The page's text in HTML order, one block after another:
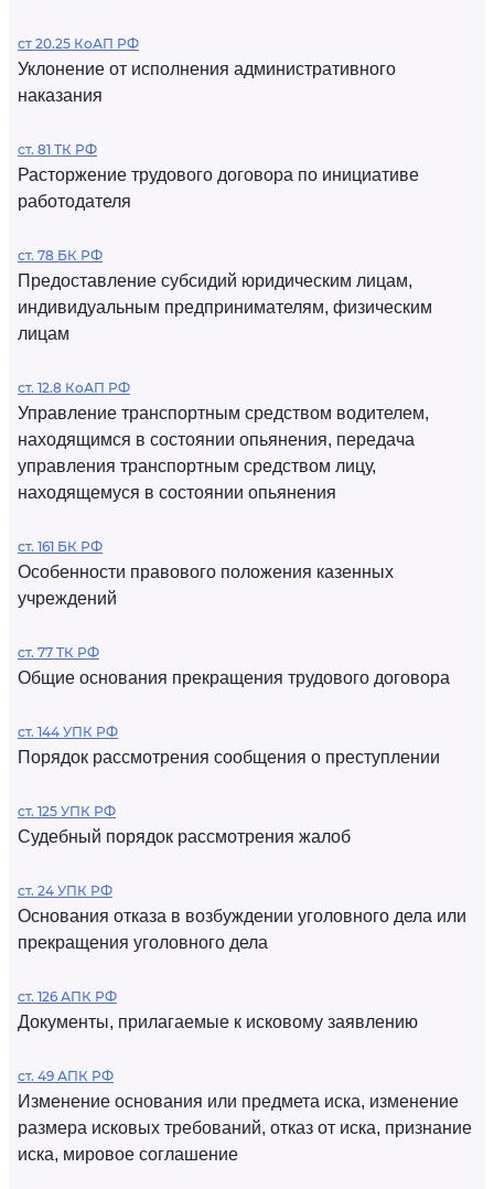
ст 20.25 КоАП РФ
Уклонение от исполнения административного
наказания
ст. 81 ТК РФ
Расторжение трудового договора по инициативе
работодателя
ст. 78 БК РФ
Предоставление субсидий юридическим лицам,
индивидуальным предпринимателям, физическим
лицам
ст. 12.8 КоАП РФ
Управление транспортным средством водителем,
находящимся в состоянии опьянения, передача
управления транспортным средством лицу,
находящемуся в состоянии опьянения
ст. 161 БК РФ
Особенности правового положения казенных
учреждений
ст. 77 ТК РФ
Общие основания прекращения трудового договора
ст. 144 УПК РФ
Порядок рассмотрения сообщения о преступлении
ст. 125 УПК РФ
Судебный порядок рассмотрения жалоб
ст. 24 УПК РФ
Основания отказа в возбуждении уголовного дела или
прекращения уголовного дела
ст. 126 АПК РФ
Документы, прилагаемые к исковому заявлению
ст. 49 АПК РФ
Изменение основания или предмета иска, изменение
размера исковых требований, отказ от иска, признание
иска, мировое соглашение